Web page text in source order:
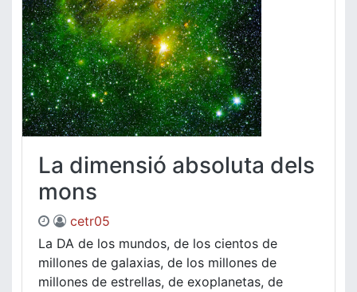
La dimensió absoluta dels
mons
cetr05
La DA de los mundos, de los cientos de
millones de galaxias, de los millones de
millones de estrellas, de exoplanetas, de